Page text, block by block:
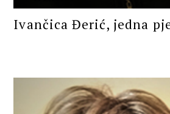
Ivančica Đerić, jedna